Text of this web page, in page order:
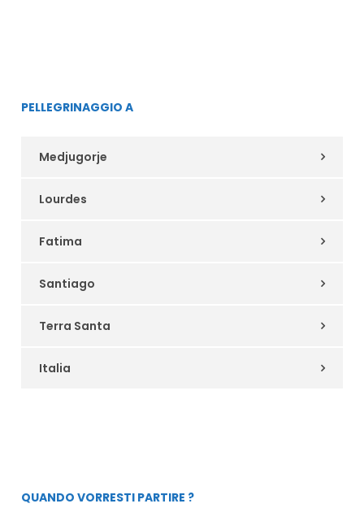
PELLEGRINAGGIO A
Medjugorje
Lourdes
Fatima
Santiago
Terra Santa
Italia
QUANDO VORRESTI PARTIRE ?